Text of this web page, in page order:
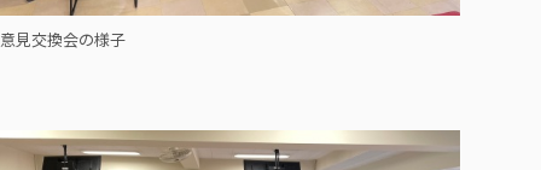
意見交換会の様子